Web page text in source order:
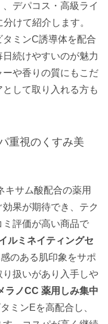
デパコス・高級ライ
けて紹介します。
ミンC誘導体を配合
続けやすいのが魅力
や香りの質にもこだ
して取り入れる方も
重視のくすみ美
キサム酸配合の薬用
果が期待でき、テク
評価が高い商品で
ルミネイティングセ
のある肌印象をサポ
扱いがあり入手しや
ラノCC 薬用しみ集中
ミンEを高配合し、